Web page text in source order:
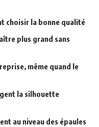
choisir la bonne qualité
plus grand sans
même quand le
la silhouette
au niveau des épaules